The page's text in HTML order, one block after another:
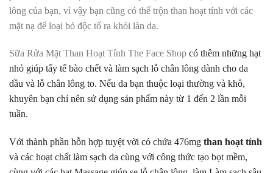
lông của bạn, vì vậy bạn cũng có thể trộn than hoạt tính với các
mặt nạ để loại bỏ độc tố ra khỏi làn da.
Sữa Rửa Mặt Than Hoạt Tính The Face Shop có thêm những hạt
nhỏ giúp tẩy tế bào chết và làm sạch lỗ chân lông dành cho da
dầu và lỗ chân lông to. Nếu da bạn thuộc loại thường và khô,
khuyên bạn chỉ nên sử dụng sản phẩm này từ 1 đến 2 lần mỗi
tuần.
Với thành phần hỗn hợp tuyệt vời có chứa 476mg than hoạt tính
và các hoạt chất làm sạch da cùng với công thức tạo bọt mềm,